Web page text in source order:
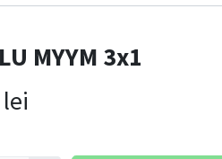
MYYM 3x1
lei